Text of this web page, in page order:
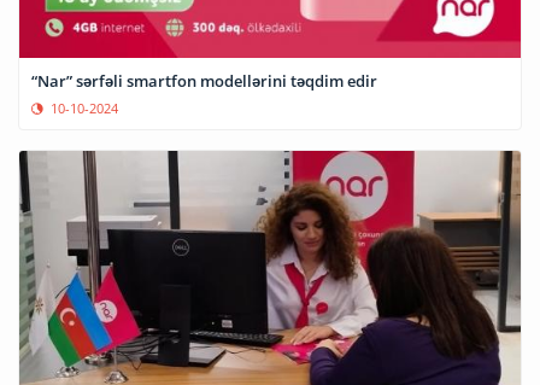
“Nar” sərfəli smartfon modellərini təqdim edir
10-10-2024